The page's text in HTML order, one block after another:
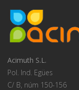
Acimuth S.L.
Pol. Ind. Egües
C/ B, núm 150-156